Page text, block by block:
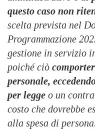
questo caso non
scelta prevista nel
Programmazione
gestione in servizio
poiché ciò
personale,
per legge o un
costo che dovrebbe
alla spesa di